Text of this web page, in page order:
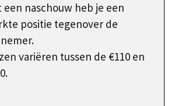
een naschouw heb je een
positie tegenover de
variëren tussen de €110 en